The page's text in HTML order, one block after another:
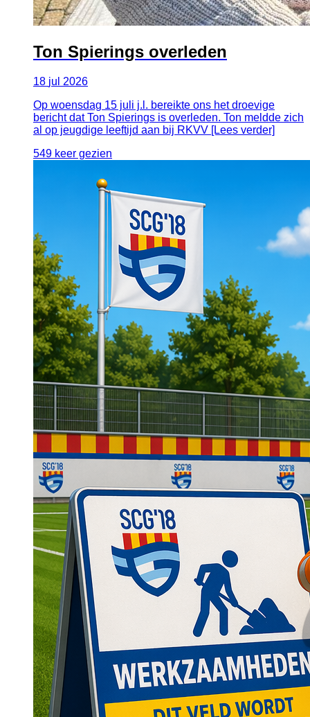
Ton Spierings overleden
18 jul 2026
Op woensdag 15 juli j.l. bereikte ons het droevige
bericht dat Ton Spierings is overleden. Ton meldde zich
al op jeugdige leeftijd aan bij RKVV [Lees verder]
549 keer gezien